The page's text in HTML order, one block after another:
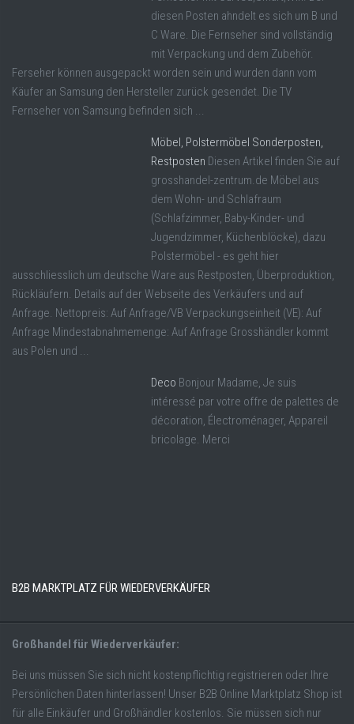
diesen Posten ahndelt es sich um B und
C Ware. Die Fernseher sind vollständig
mit Verpackung und dem Zubehör.
Ferseher können ausgepackt worden sein und wurden dann vom
Käufer an Samsung den Hersteller zurück gesendet. Die TV
Fernseher von Samsung befinden sich ...
Möbel, Polstermöbel Sonderposten,
Restposten Diesen Artikel finden Sie auf
grosshandel-zentrum.de Möbel aus
dem Wohn- und Schlafraum
(Schlafzimmer, Baby-Kinder- und
Jugendzimmer, Küchenblöcke), dazu
Polstermöbel - es geht hier
ausschliesslich um deutsche Ware aus Restposten, Überproduktion,
Rückläufern. Details auf der Webseite des Verkäufers und auf
Anfrage. Nettopreis: Auf Anfrage/VB Verpackungseinheit (VE): Auf
Anfrage Mindestabnahmemenge: Auf Anfrage Grosshändler kommt
aus Polen und ...
Deco Bonjour Madame, Je suis
intéressé par votre offre de palettes de
décoration, Électroménager, Appareil
bricolage. Merci
B2B MARKTPLATZ FÜR WIEDERVERKÄUFER
Großhandel für Wiederverkäufer:
Bei uns müssen Sie sich nicht kostenpflichtig registrieren oder Ihre
Persönlichen Daten hinterlassen! Unser B2B Online Marktplatz Shop ist
für alle Einkäufer und Großhändler kostenlos. Sie müssen sich nur